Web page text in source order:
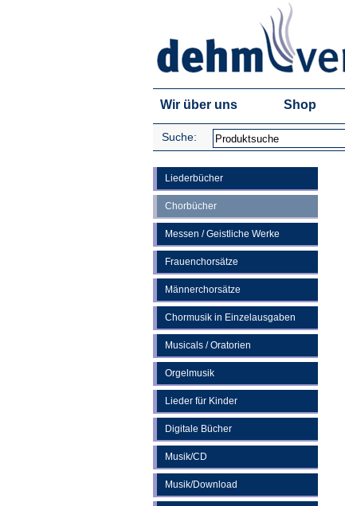
Wir über uns Shop
Suche:
Liederbücher
Chorbücher
Messen / Geistliche Werke
Frauenchorsätze
Männerchorsätze
Chormusik in Einzelausgaben
Musicals / Oratorien
Orgelmusik
Lieder für Kinder
Digitale Bücher
Musik/CD
Musik/Download